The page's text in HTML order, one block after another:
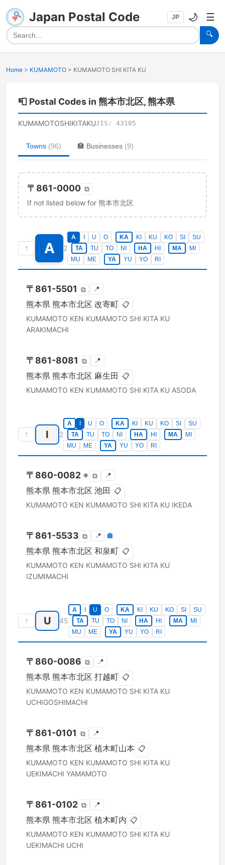
Japan Postal Code
🔍
JP 🌙 ☰
Home > KUMAMOTO > KUMAMOTO SHI KITA KU
📮 Postal Codes in 熊本市北区, 熊本県
KUMAMOTOSHIKITAKUJIS: 43105
Towns (96) 🏣 Businesses (9)
〒 861-0000 ⧉
If not listed below for 熊本市北区
↑ A 2
A U O KA KI KU KO SI
SU
TA
TU TO NI HA HI MA
MI
MU
ME YA YU YO RI
〒 861-5501 ⧉ 📍
熊本県 熊本市北区 改寄町 📋
KUMAMOTO KEN KUMAMOTO SHI KITA KU
ARAKIMACHI
〒 861-8081 ⧉ 📍
熊本県 熊本市北区 麻生田 📋
KUMAMOTO KEN KUMAMOTO SHI KITA KU ASODA
↑ I 2
A U O KA KI KU KO SI
SU
TA
TU TO NI HA HI MA
MI
MU
ME YA YU YO RI
〒 860-0082 ※ ⧉ 📍
熊本県 熊本市北区 池田 📋
KUMAMOTO KEN KUMAMOTO SHI KITA KU IKEDA
〒 861-5533 ⧉ 📍 🏣
熊本県 熊本市北区 和泉町 📋
KUMAMOTO KEN KUMAMOTO SHI KITA KU
IZUMIMACHI
↑ U 45
A U O KA KI KU KO SI
SU
TA
TU TO NI HA HI MA
MI
MU
ME YA YU YO RI
〒 860-0086 ⧉ 📍
熊本県 熊本市北区 打越町 📋
KUMAMOTO KEN KUMAMOTO SHI KITA KU
UCHIGOSHIMACHI
〒 861-0101 ⧉ 📍
熊本県 熊本市北区 植木町山本 📋
KUMAMOTO KEN KUMAMOTO SHI KITA KU
UEKIMACHI YAMAMOTO
〒 861-0102 ⧉ 📍
熊本県 熊本市北区 植木町内 📋
KUMAMOTO KEN KUMAMOTO SHI KITA KU
UEKIMACHI UCHI